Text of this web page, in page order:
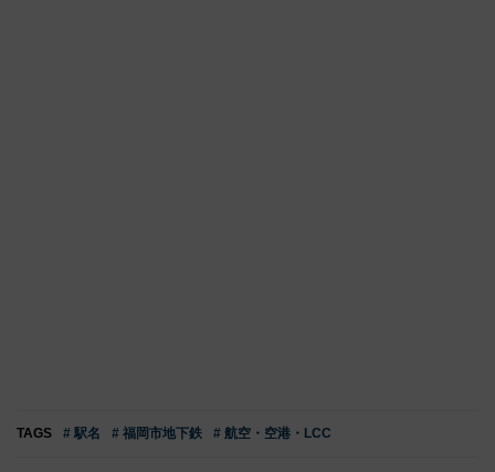
TAGS # 駅名 # 福岡市地下鉄 # 航空・空港・LCC